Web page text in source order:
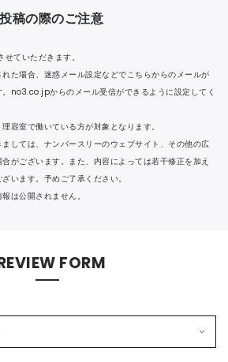
投稿の際のご注意
ていただきます。
た場合、迷惑メール設定などでこちらからのメールが
no3.co.jpからのメール受信ができるように設定してく
容室で働いている方が対象となります。
しては、ナンバースリーのウェブサイト、その他の広
がございます。また、内容によっては若干修正を加え
います。予めご了承ください。
は公開されません。
FORM